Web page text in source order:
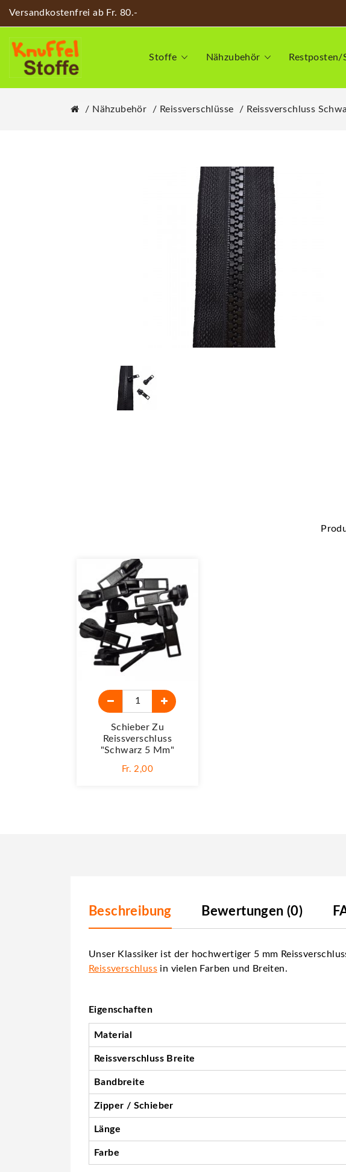
Versandkostenfrei ab Fr. 80.-
Stoffe Nähzubehör Restposten/
Nähzubehör Reissverschlüsse Reissverschluss
Schieber Zu
Reissverschluss
"Schwarz 5 Mm"
Fr. 2,00
Beschreibung Bewertungen (0)
Unser Klassiker ist der hochwertiger 5 mm
Reissverschluss in vielen Farben und Breiten.
Eigenschaften
Material
Reissverschluss Breite
Bandbreite
Zipper / Schieber
Länge
Farbe